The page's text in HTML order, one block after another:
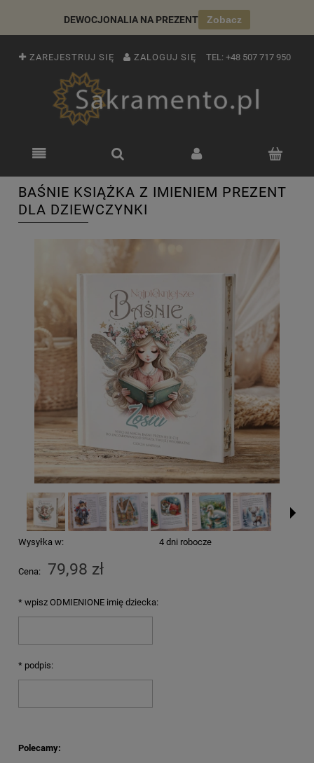
DEWOCJONALIA NA PREZENT Zobacz
ZAREJESTRUJ SIĘ ZALOGUJ SIĘ TEL: +48 507 717 950
BAŚNIE KSIĄŻKA Z IMIENIEM PREZENT
DLA DZIEWCZYNKI
Wysyłka w: 4 dni robocze
Cena: 79,98 zł
* wpisz ODMIENIONE imię dziecka:
* podpis:
Polecamy: